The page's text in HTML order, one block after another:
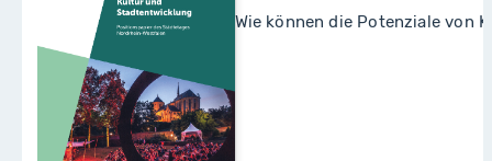
Wie können die Potenziale von